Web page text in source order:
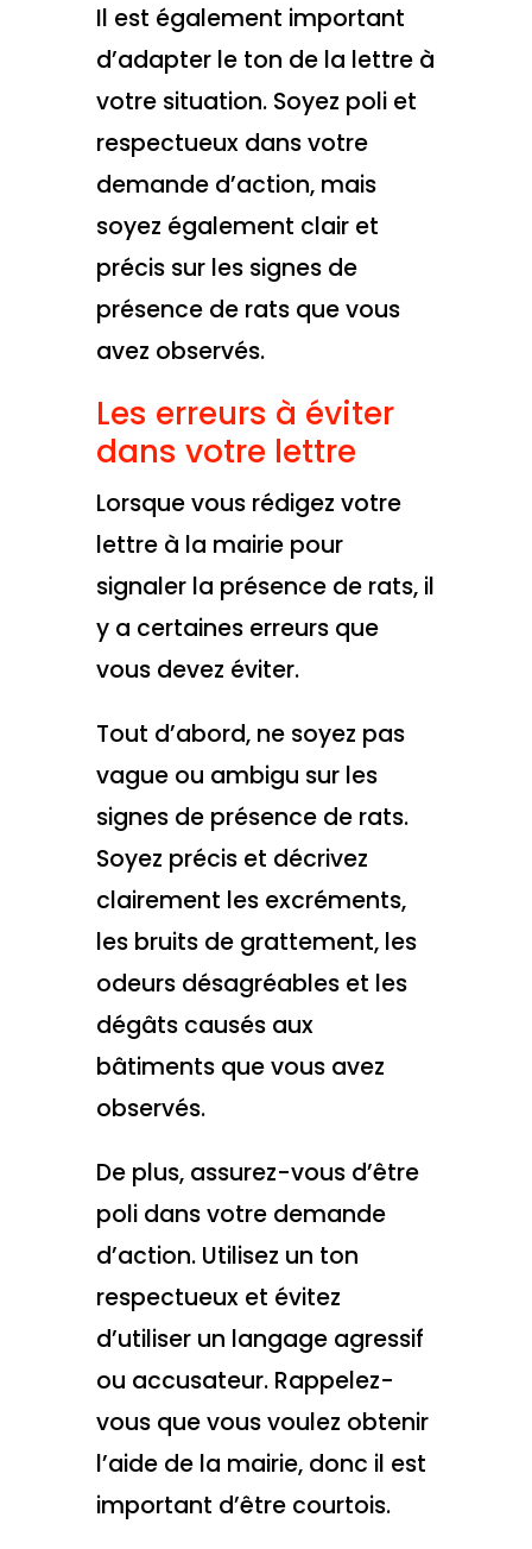
Il est également important
d’adapter le ton de la lettre à
votre situation. Soyez poli et
respectueux dans votre
demande d’action, mais
soyez également clair et
précis sur les signes de
présence de rats que vous
avez observés.
Les erreurs à éviter
dans votre lettre
Lorsque vous rédigez votre
lettre à la mairie pour
signaler la présence de rats, il
y a certaines erreurs que
vous devez éviter.
Tout d’abord, ne soyez pas
vague ou ambigu sur les
signes de présence de rats.
Soyez précis et décrivez
clairement les excréments,
les bruits de grattement, les
odeurs désagréables et les
dégâts causés aux
bâtiments que vous avez
observés.
De plus, assurez-vous d’être
poli dans votre demande
d’action. Utilisez un ton
respectueux et évitez
d’utiliser un langage agressif
ou accusateur. Rappelez-
vous que vous voulez obtenir
l’aide de la mairie, donc il est
important d’être courtois.